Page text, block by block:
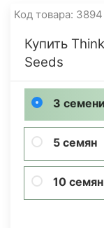
Код товара: 3894
Купить
Seeds
3 семени
5 семян
10 семян